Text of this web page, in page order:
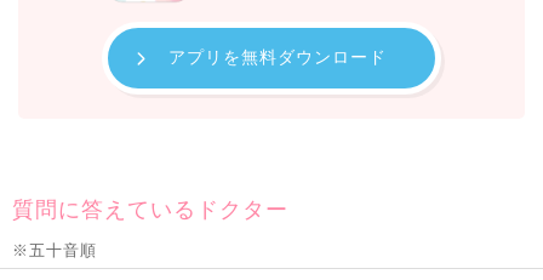
アプリを無料ダウンロード
質問に答えているドクター
※五十音順